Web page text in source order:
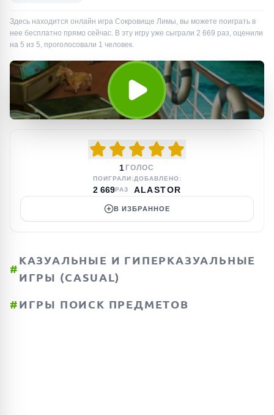
Здесь находится онлайн игра Сокровище Лимы, вы можете поиграть в
нее бесплатно прямо сейчас. В эту игру уже сыграли 2 669 раз, оценили
на 5 из 5, проголосовали 1 человек.
1 ГОЛОС
ПОИГРАЛИ:
2 669РАЗ
ДОБАВЛЕНО:
ALASTOR
В ИЗБРАННОЕ
#
КАЗУАЛЬНЫЕ И ГИПЕРКАЗУАЛЬНЫЕ
ИГРЫ (CASUAL)
#ИГРЫ ПОИСК ПРЕДМЕТОВ